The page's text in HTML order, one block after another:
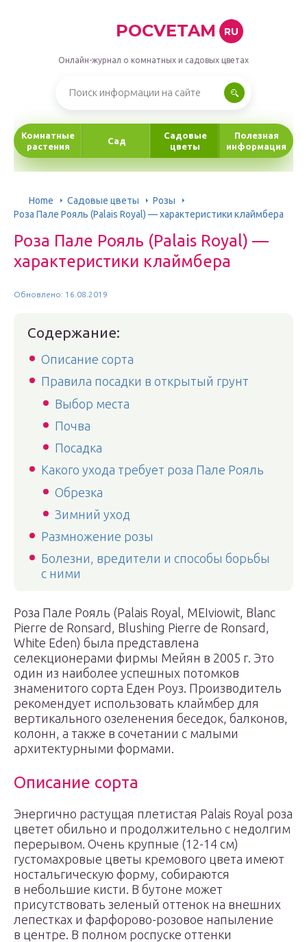
POCVETAM RU
Онлайн-журнал о комнатных и садовых цветах
Комнатные
растения
Сад
Садовые
цветы
Полезная
информация
Home Садовые цветы
Розы
Роза Пале Рояль (Palais Royal) — характеристики клаймбера
Роза Пале Рояль (Palais Royal) —
характеристики клаймбера
Обновлено: 16.08.2019
Содержание:
Описание сорта
Правила посадки в открытый грунт
Выбор места
Почва
Посадка
Какого ухода требует роза Пале Рояль
Обрезка
Зимний уход
Размножение розы
Болезни, вредители и способы борьбы
с ними
Роза Пале Рояль (Palais Royal, MEIviowit, Blanc
Pierre de Ronsard, Blushing Pierre de Ronsard,
White Eden) была представлена
селекционерами фирмы Мейян в 2005 г. Это
один из наиболее успешных потомков
знаменитого сорта Еден Роуз. Производитель
рекомендует использовать клаймбер для
вертикального озеленения беседок, балконов,
колонн, а также в сочетании с малыми
архитектурными формами.
Описание сорта
Энергично растущая плетистая Palais Royal роза
цветет обильно и продолжительно с недолгим
перерывом. Очень крупные (12-14 см)
густомахровые цветы кремового цвета имеют
ностальгическую форму, собираются
в небольшие кисти. В бутоне может
присутствовать зеленый оттенок на внешних
лепестках и фарфорово-розовое напыление
в центре. В полном роспуске оттенки